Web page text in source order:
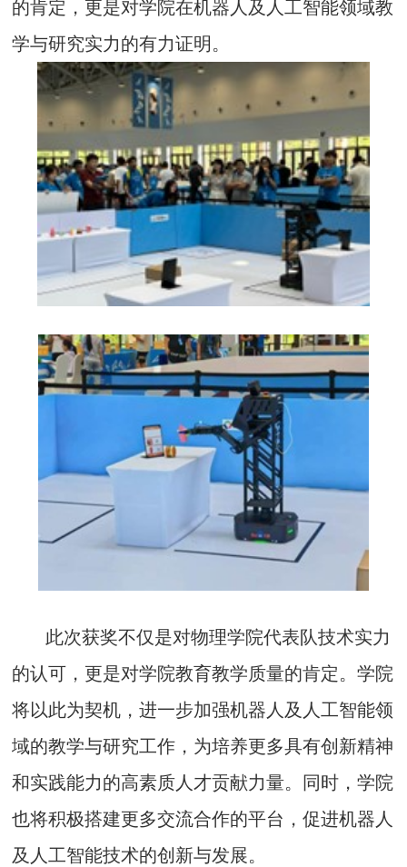
的肯定，更是对学院在机器人及人工智能领域教
学与研究实力的有力证明。
此次获奖不仅是对物理学院代表队技术实力
的认可，更是对学院教育教学质量的肯定。学院
将以此为契机，进一步加强机器人及人工智能领
域的教学与研究工作，为培养更多具有创新精神
和实践能力的高素质人才贡献力量。同时，学院
也将积极搭建更多交流合作的平台，促进机器人
及人工智能技术的创新与发展。